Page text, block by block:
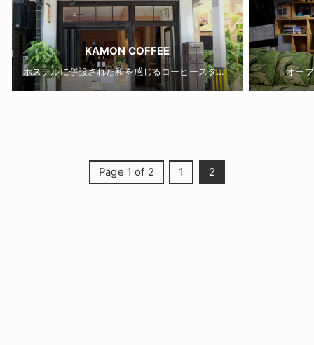
KAMON COFFEE
ホステルに併設された和を感じるコーヒースタンド オー
Page 1 of 2 1 2